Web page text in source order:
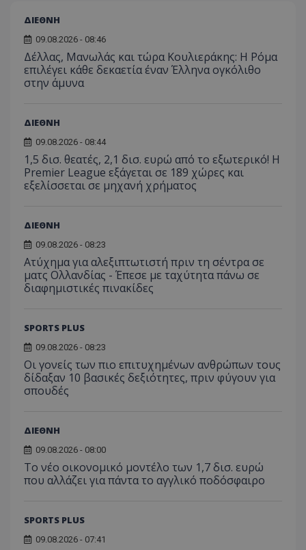
ΔΙΕΘΝΗ
09.08.2026 - 08:46
Δέλλας, Μανωλάς και τώρα Κουλιεράκης: Η Ρόμα
επιλέγει κάθε δεκαετία έναν Έλληνα ογκόλιθο
στην άμυνα
ΔΙΕΘΝΗ
09.08.2026 - 08:44
1,5 δισ. θεατές, 2,1 δισ. ευρώ από το εξωτερικό! Η
Premier League εξάγεται σε 189 χώρες και
εξελίσσεται σε μηχανή χρήματος
ΔΙΕΘΝΗ
09.08.2026 - 08:23
Ατύχημα για αλεξιπτωτιστή πριν τη σέντρα σε
ματς Ολλανδίας - Έπεσε με ταχύτητα πάνω σε
διαφημιστικές πινακίδες
SPORTS PLUS
09.08.2026 - 08:23
Οι γονείς των πιο επιτυχημένων ανθρώπων τους
δίδαξαν 10 βασικές δεξιότητες, πριν φύγουν για
σπουδές
ΔΙΕΘΝΗ
09.08.2026 - 08:00
Το νέο οικονομικό μοντέλο των 1,7 δισ. ευρώ
που αλλάζει για πάντα το αγγλικό ποδόσφαιρο
SPORTS PLUS
09.08.2026 - 07:41